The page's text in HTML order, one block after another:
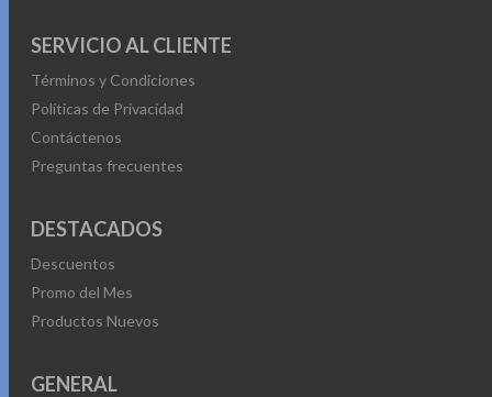
SERVICIO AL CLIENTE
Términos y Condiciones
Políticas de Privacidad
Contáctenos
Preguntas frecuentes
DESTACADOS
Descuentos
Promo del Mes
Productos Nuevos
GENERAL